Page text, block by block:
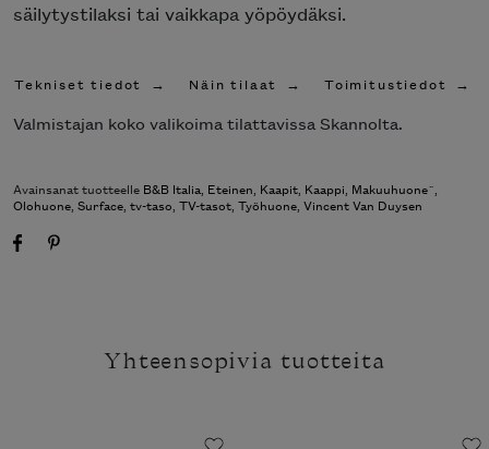
säilytystilaksi tai vaikkapa yöpöydäksi.
Tekniset tiedot Näin tilaat Toimitustiedot
Valmistajan koko valikoima tilattavissa Skannolta.
Avainsanat tuotteelle B&B Italia, Eteinen, Kaapit, Kaappi, Makuuhuone¨,
Olohuone, Surface, tv-taso, TV-tasot, Työhuone, Vincent Van Duysen
Yhteensopivia tuotteita